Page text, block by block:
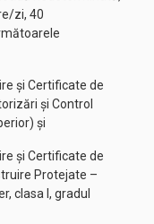
zi, 40
și Certificate de
și Control
și
și Certificate de
Protejate –
clasa I, gradul